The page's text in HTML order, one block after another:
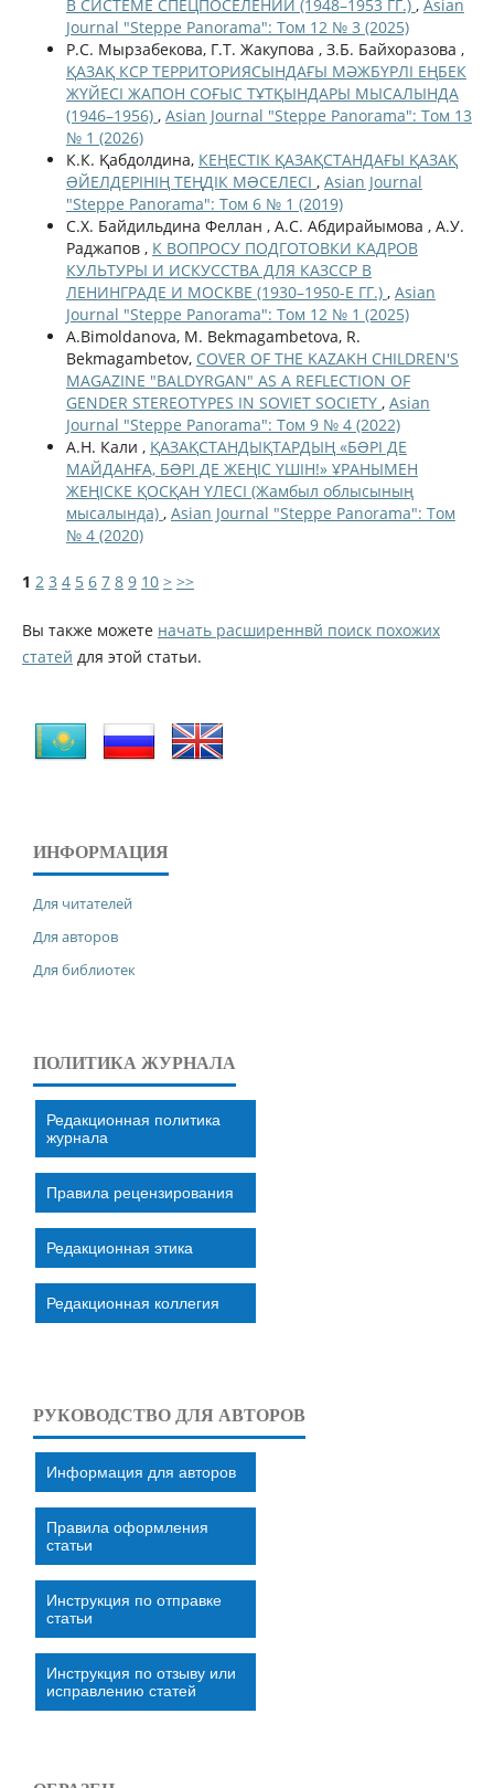
В СИСТЕМЕ СПЕЦПОСЕЛЕНИЙ (1948–1953 ГГ.) , Asian
Journal "Steppe Panorama": Том 12 № 3 (2025)
Р.С. Мырзабекова, Г.Т. Жакупова , З.Б. Байхоразова ,
ҚАЗАҚ КСР ТЕРРИТОРИЯСЫНДАҒЫ МӘЖБҮРЛІ ЕҢБЕК
ЖҮЙЕСІ ЖАПОН СОҒЫС ТҰТҚЫНДАРЫ МЫСАЛЫНДА
(1946–1956) , Asian Journal "Steppe Panorama": Том 13
№ 1 (2026)
К.К. Қабдолдина, КЕҢЕСТІК ҚАЗАҚСТАНДАҒЫ ҚАЗАҚ
ƏЙЕЛДЕРІНІҢ ТЕҢДІК МƏСЕЛЕСІ , Asian Journal
"Steppe Panorama": Том 6 № 1 (2019)
С.Х. Байдильдина Феллан , А.С. Абдирайымова , А.У.
Раджапов , К ВОПРОСУ ПОДГОТОВКИ КАДРОВ
КУЛЬТУРЫ И ИСКУССТВА ДЛЯ КАЗССР В
ЛЕНИНГРАДЕ И МОСКВЕ (1930–1950-Е ГГ.) , Asian
Journal "Steppe Panorama": Том 12 № 1 (2025)
A.Bimoldanova, M. Bekmagambetova, R.
Bekmagambetov, COVER OF THE KAZAKH CHILDREN'S
MAGAZINE "BALDYRGAN" AS A REFLECTION OF
GENDER STEREOTYPES IN SOVIET SOCIETY , Asian
Journal "Steppe Panorama": Том 9 № 4 (2022)
А.Н. Кали , ҚАЗАҚСТАНДЫҚТАРДЫҢ «БƏРІ ДЕ
МАЙДАНҒА, БƏРІ ДЕ ЖЕҢІС ҮШІН!» ҰРАНЫМЕН
ЖЕҢІСКЕ ҚОСҚАН ҮЛЕСІ (Жамбыл облысының
мысалында) , Asian Journal "Steppe Panorama": Том
№ 4 (2020)
1 2 3 4 5 6 7 8 9 10 > >>
Вы также можете начать расширеннвй поиск похожих
статей для этой статьи.
ИНФОРМАЦИЯ
Для читателей
Для авторов
Для библиотек
ПОЛИТИКА ЖУРНАЛА
Редакционная политика
журнала
Правила рецензирования
Редакционная этика
Редакционная коллегия
РУКОВОДСТВО ДЛЯ АВТОРОВ
Информация для авторов
Правила оформления
статьи
Инструкция по отправке
статьи
Инструкция по отзыву или
исправлению статей